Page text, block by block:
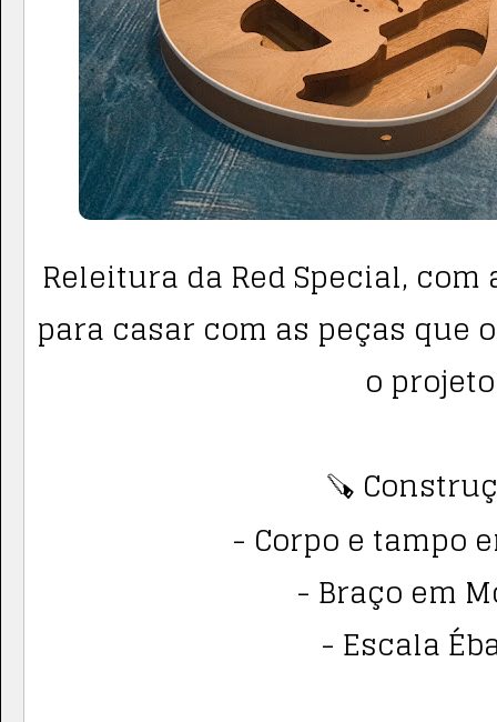
Releitura da Red Special,
para casar com as peças que
o
🪚
- Corpo e tampo
- Braço em
- Escala